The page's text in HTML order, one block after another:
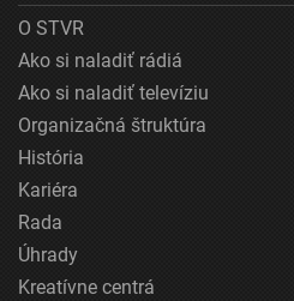
O STVR
Ako si naladiť rádiá
Ako si naladiť televíziu
Organizačná štruktúra
História
Kariéra
Rada
Úhrady
Kreatívne centrá